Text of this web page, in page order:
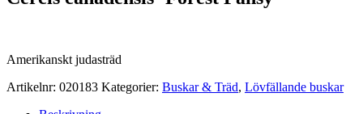
Amerikanskt judasträd
Artikelnr: 020183 Kategorier: Buskar & Träd, Lövfällande buskar